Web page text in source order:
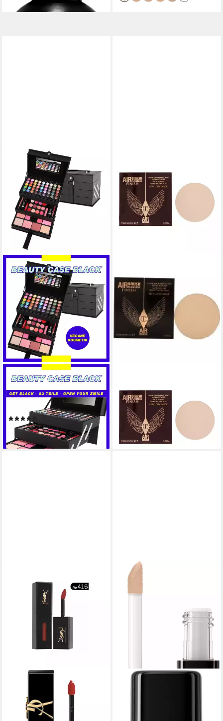
ZMILE COSMETICS
Kosmetik-Koffer BEAUTY
CASE BLACK, 82-tlg., mit
veganer Formulierung
ab 26,20 €
leider ausverkauft
Finish Pressed Powder Refill -
1 Fair
68,25 €
(2.730,00 €/ 1 kg)
lieferbar - in 2-3 Werktagen bei dir